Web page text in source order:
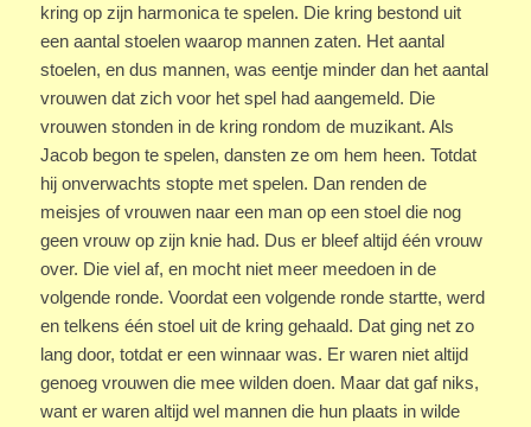
kring op zijn harmonica te spelen. Die kring bestond uit
een aantal stoelen waarop mannen zaten. Het aantal
stoelen, en dus mannen, was eentje minder dan het aantal
vrouwen dat zich voor het spel had aangemeld. Die
vrouwen stonden in de kring rondom de muzikant. Als
Jacob begon te spelen, dansten ze om hem heen. Totdat
hij onverwachts stopte met spelen. Dan renden de
meisjes of vrouwen naar een man op een stoel die nog
geen vrouw op zijn knie had. Dus er bleef altijd één vrouw
over. Die viel af, en mocht niet meer meedoen in de
volgende ronde. Voordat een volgende ronde startte, werd
en telkens één stoel uit de kring gehaald. Dat ging net zo
lang door, totdat er een winnaar was. Er waren niet altijd
genoeg vrouwen die mee wilden doen. Maar dat gaf niks,
want er waren altijd wel mannen die hun plaats in wilde